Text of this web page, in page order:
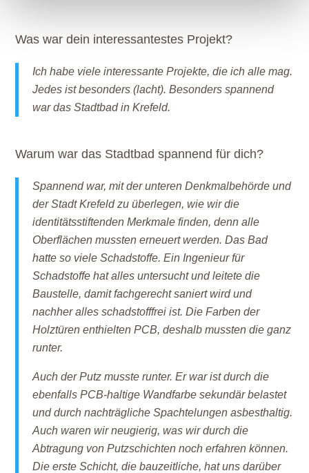
Was war dein interessantestes Projekt?
Ich habe viele interessante Projekte, die ich alle mag.
Jedes ist besonders (lacht). Besonders spannend
war das Stadtbad in Krefeld.
Warum war das Stadtbad spannend für dich?
Spannend war, mit der unteren Denkmalbehörde und
der Stadt Krefeld zu überlegen, wie wir die
identitätsstiftenden Merkmale finden, denn alle
Oberflächen mussten erneuert werden. Das Bad
hatte so viele Schadstoffe. Ein Ingenieur für
Schadstoffe hat alles untersucht und leitete die
Baustelle, damit fachgerecht saniert wird und
nachher alles schadstofffrei ist. Die Farben der
Holztüren enthielten PCB, deshalb mussten die ganz
runter.
Auch der Putz musste runter. Er war ist durch die
ebenfalls PCB-haltige Wandfarbe sekundär belastet
und durch nachträgliche Spachtelungen asbesthaltig.
Auch waren wir neugierig, was wir durch die
Abtragung von Putzschichten noch erfahren können.
Die erste Schicht, die bauzeitliche, hat uns darüber